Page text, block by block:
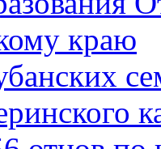
краю